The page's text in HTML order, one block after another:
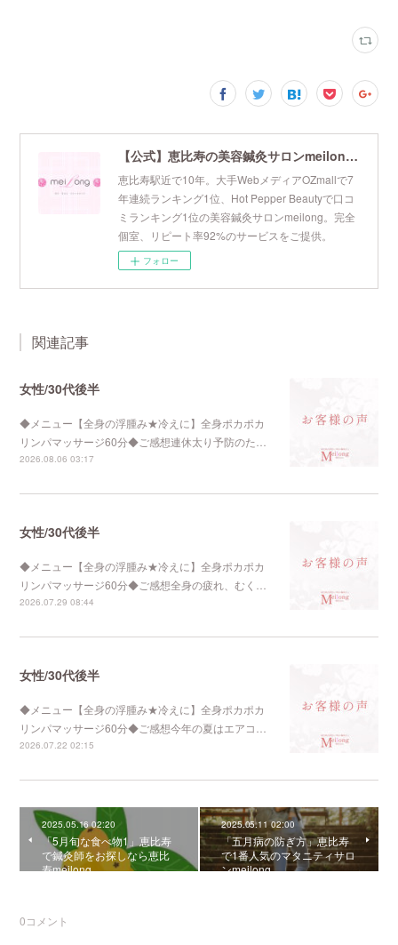
【公式】恵比寿の美容鍼灸サロンmeilong｜ツボを押さえた針・お灸の治療で美容と健康を叶えます
恵比寿駅近で10年。大手WebメディアOZmallで7
年連続ランキング1位、Hot Pepper Beautyで口コ
ミランキング1位の美容鍼灸サロンmeilong。完全
個室、リピート率92%のサービスをご提供。
フォロー
関連記事
女性/30代後半
◆メニュー【全身の浮腫み★冷えに】全身ポカポカ
リンパマッサージ60分◆ご感想連休太り予防のた…
2026.08.06 03:17
女性/30代後半
◆メニュー【全身の浮腫み★冷えに】全身ポカポカ
リンパマッサージ60分◆ご感想全身の疲れ、むく…
2026.07.29 08:44
女性/30代後半
◆メニュー【全身の浮腫み★冷えに】全身ポカポカ
リンパマッサージ60分◆ご感想今年の夏はエアコ…
2026.07.22 02:15
2025.05.16 02:20
「5月旬な食べ物1」恵比寿
で鍼灸師をお探しなら恵比
寿meilong
2025.05.11 02:00
「五月病の防ぎ方」恵比寿
で1番人気のマタニティサロ
ンmeilong
0コメント